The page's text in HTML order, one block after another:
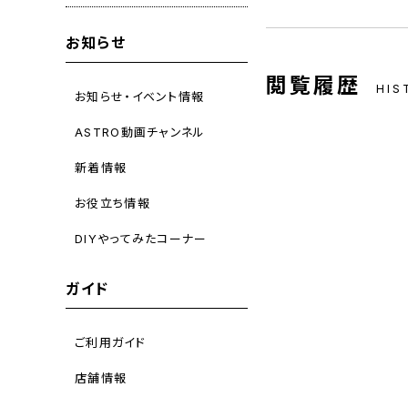
お知らせ
お知らせ・イベント情報
ASTRO動画チャンネル
新着情報
お役立ち情報
DIYやってみたコーナー
ガイド
ご利用ガイド
店舗情報
閲覧履歴